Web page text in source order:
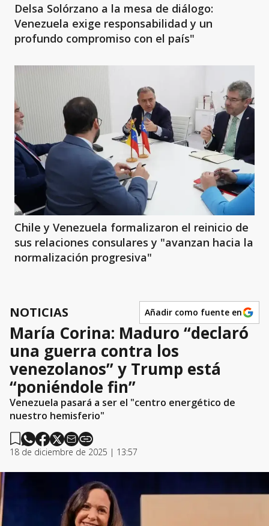
Delsa Solórzano a la mesa de diálogo:
Venezuela exige responsabilidad y un
profundo compromiso con el país"
Chile y Venezuela formalizaron el reinicio de
sus relaciones consulares y "avanzan hacia la
normalización progresiva"
NOTICIAS Añadir como fuente en
María Corina: Maduro “declaró
una guerra contra los
venezolanos” y Trump está
“poniéndole fin”
Venezuela pasará a ser el "centro energético de
nuestro hemisferio"
18 de diciembre de 2025 | 13:57